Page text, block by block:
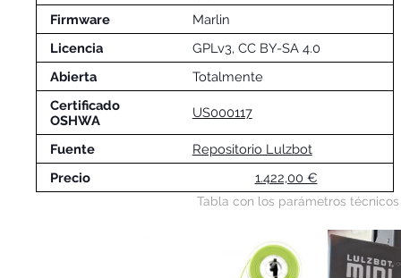
Firmware
Marlin
Licencia
GPLv3, CC BY-SA 4.0
Abierta
Totalmente
Certificado
OSHWA
US000117
Fuente
Repositorio Lulzbot
Precio
1.422,00 €
Tabla con los parámetros